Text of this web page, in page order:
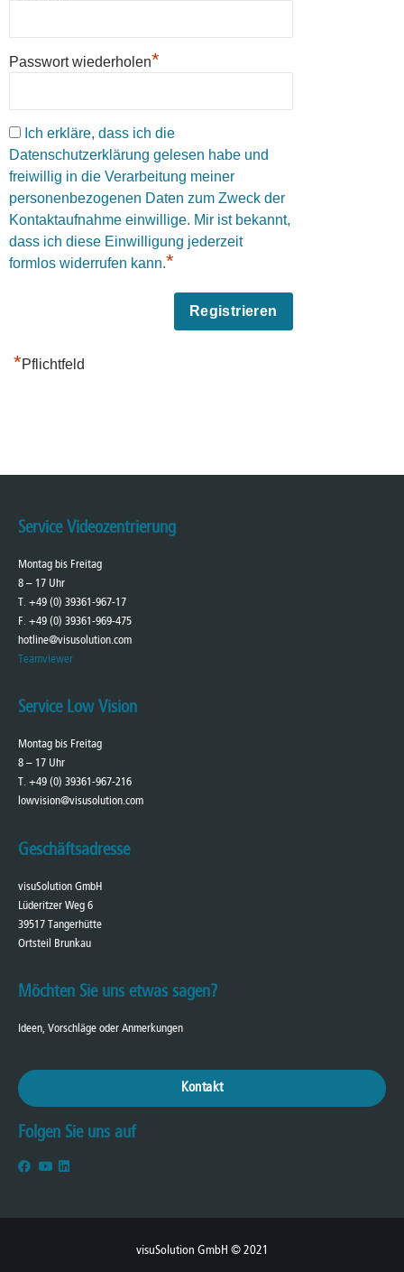
Passwort wiederholen*
Ich erkläre, dass ich die
Datenschutzerklärung gelesen habe und
freiwillig in die Verarbeitung meiner
personenbezogenen Daten zum Zweck der
Kontaktaufnahme einwillige. Mir ist bekannt,
dass ich diese Einwilligung jederzeit
formlos widerrufen kann.*
*Pflichtfeld
Service Videozentrierung
Montag bis Freitag
8 – 17 Uhr
T. +49 (0) 39361-967-17
F. +49 (0) 39361-969-475
hotline@visusolution.com
Teamviewer
Service Low Vision
Montag bis Freitag
8 – 17 Uhr
T. +49 (0) 39361-967-216
lowvision@visusolution.com
Geschäftsadresse
visuSolution GmbH
Lüderitzer Weg 6
39517 Tangerhütte
Ortsteil Brunkau
Möchten Sie uns etwas sagen?
Ideen, Vorschläge oder Anmerkungen
Kontakt
Folgen Sie uns auf
visuSolution GmbH © 2021